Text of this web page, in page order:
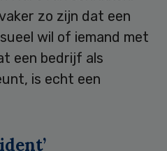
zo zijn dat een
wil of iemand met
een bedrijf als
is echt een